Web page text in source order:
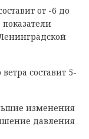
от -6 до
составит 5-
изменения
давления